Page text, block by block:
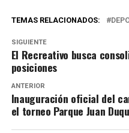
TEMAS RELACIONADOS:
SIGUIENTE
El Recreativo busca
posiciones
ANTERIOR
Inauguración oficial del
el torneo Parque Juan